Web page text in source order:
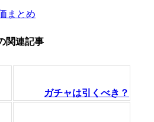
まとめ
関連記事
ガチャは引くべき？